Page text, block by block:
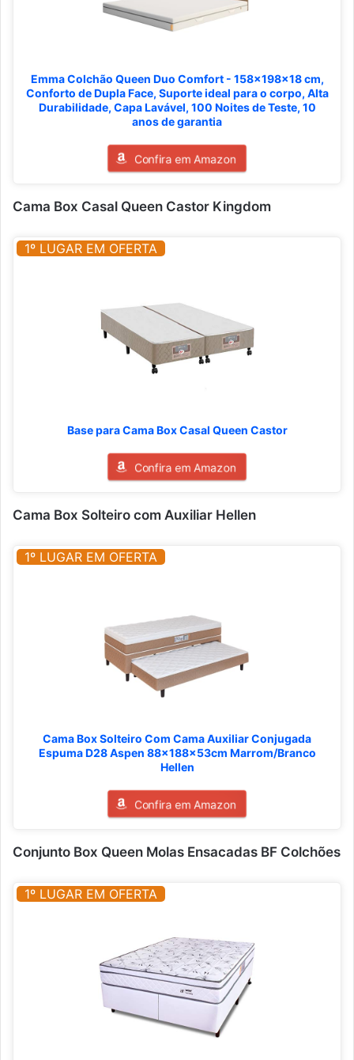
Emma Colchão Queen Duo Comfort - 158x198x18 cm,
Conforto de Dupla Face, Suporte ideal para o corpo, Alta
Durabilidade, Capa Lavável, 100 Noites de Teste, 10
anos de garantia
Confira em Amazon
Cama Box Casal Queen Castor Kingdom
1º LUGAR EM OFERTA
Base para Cama Box Casal Queen Castor
Confira em Amazon
Cama Box Solteiro com Auxiliar Hellen
1º LUGAR EM OFERTA
Cama Box Solteiro Com Cama Auxiliar Conjugada
Espuma D28 Aspen 88x188x53cm Marrom/Branco
Hellen
Confira em Amazon
Conjunto Box Queen Molas Ensacadas BF Colchões
1º LUGAR EM OFERTA